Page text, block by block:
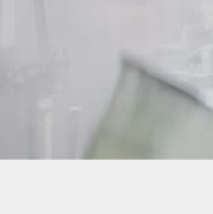
麺ができるまで
オリジナル麺
ラーメン店の開業を
お考えの方代表者あいさつ
房 公式オンラインショッ